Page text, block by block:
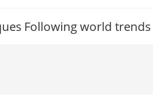
Following world trends